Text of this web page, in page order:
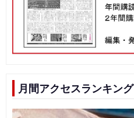
月間アクセスランキング